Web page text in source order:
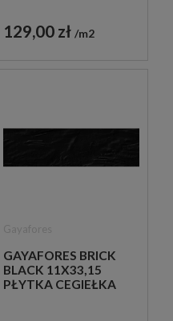
129,00 zł m2
GAYAFORES BRICK
BLACK 11X33,15
PŁYTKA CEGIEŁKA